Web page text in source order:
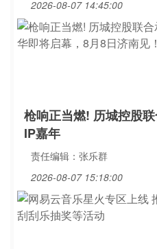
2026-08-07 14:45:00
枪响正当燃! 历城控股
IP嘉年
责任编辑：张乐群
2026-08-07 15:18:00